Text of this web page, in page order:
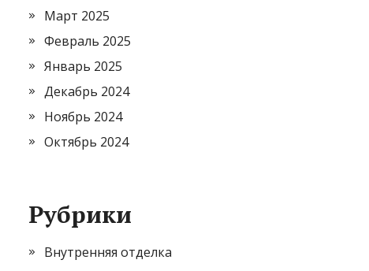
Март 2025
Февраль 2025
Январь 2025
Декабрь 2024
Ноябрь 2024
Октябрь 2024
Рубрики
Внутренняя отделка